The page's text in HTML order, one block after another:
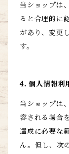
当ショップは
ると合理的に
があり、変更
す。
4. 個人情報利
当ショップは
容される場合
達成に必要な
ん。但し、次